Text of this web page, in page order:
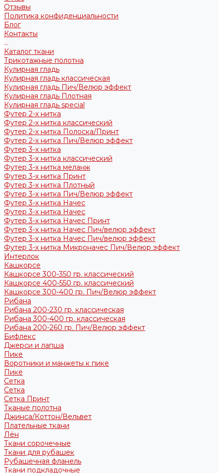
Отзывы
Политика конфиденциальности
Блог
Контакты
...
Каталог ткани
Трикотажные полотна
Кулирная гладь
Кулирная гладь классическая
Кулирная гладь Пич/Велюр эффект
Кулирная гладь Плотная
Кулирная гладь special
Футер 2-х нитка
Футер 2-х нитка классический
Футер 2-х нитка Полоска/Принт
Футер 2-х нитка Пич/Велюр эффект
Футер 3-х нитка
Футер 3-х нитка классический
Футер 3-х нитка меланж
Футер 3-х нитка Принт
Футер 3-х нитка Плотный
Футер 3-х нитка Пич/Велюр эффект
Футер 3-х нитка Начес
Футер 3-х нитка Начес
Футер 3-х нитка Начес Принт
Футер 3-х нитка Начес Пич/велюр эффект
Футер 3-х нитка Начес Пич/велюр эффект
Футер 3-х нитка Микроначес Пич/Велюр эффект
Интерлок
Кашкорсе
Кашкорсе 300-350 гр. классический
Кашкорсе 400-550 гр. классический
Кашкорсе 300-400 гр. Пич/Велюр эффект
Рибана
Рибана 200-230 гр. классическая
Рибана 300-400 гр. классическая
Рибана 200-260 гр. Пич/Велюр эффект
Бифлекс
Джерси и лапша
Пике
Воротники и манжеты к пике
Пике
Сетка
Сетка
Сетка Принт
Тканые полотна
Джинса/Коттон/Вельвет
Плательные ткани
Лён
Ткани сорочечные
Ткани для рубашек
Рубашечная фланель
Ткани подкладочные